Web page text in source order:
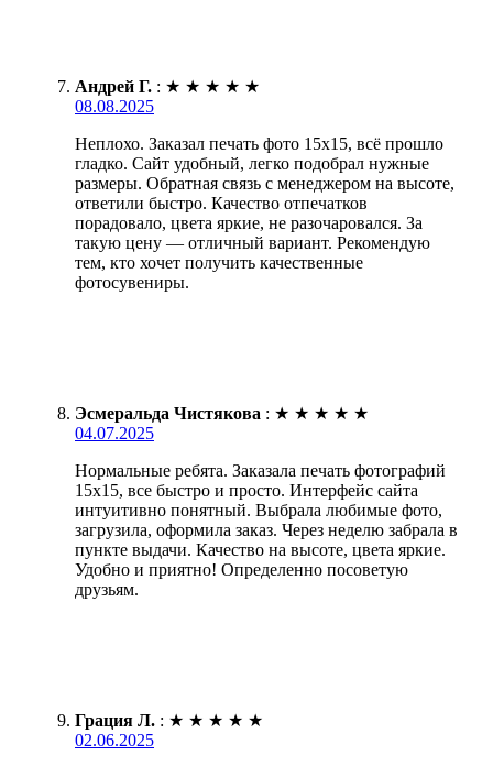
Андрей Г. : ★ ★ ★ ★ ★
08.08.2025
Неплохо. Заказал печать фото 15х15, всё прошло
гладко. Сайт удобный, легко подобрал нужные
размеры. Обратная связь с менеджером на высоте,
ответили быстро. Качество отпечатков
порадовало, цвета яркие, не разочаровался. За
такую цену — отличный вариант. Рекомендую
тем, кто хочет получить качественные
фотосувениры.
Эсмеральда Чистякова : ★ ★ ★ ★ ★
04.07.2025
Нормальные ребята. Заказала печать фотографий
15х15, все быстро и просто. Интерфейс сайта
интуитивно понятный. Выбрала любимые фото,
загрузила, оформила заказ. Через неделю забрала в
пункте выдачи. Качество на высоте, цвета яркие.
Удобно и приятно! Определенно посоветую
друзьям.
Грация Л. : ★ ★ ★ ★ ★
02.06.2025